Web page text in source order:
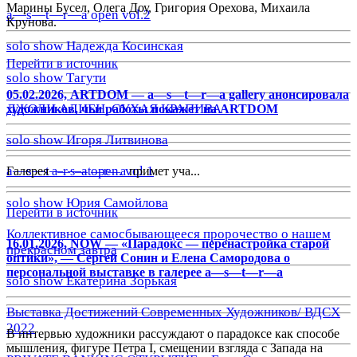
a—s—t—r—a open vol.2
solo show Надежда Косинская
solo show Тагути
ДЖОЛИ АЛИЕН. СУХАЯ КРАПИВА
solo show Игоря Литвинова
a—s—t—r—a open. vol 1
solo show Юрия Самойлова
Коллективное самосбывающееся пророчество о нашем
прекрасном завтра
solo show Екатерина Зорькая
Выставка Достижений Современных Художников/ ВДСХ
2022
Марины Бусел, Олега Доу, Григория Орехова, Михаила
Крунова.
Перейти в источник
05.02.2026, ARTDOM — a—s—t—r—a gallery анонсировала
художников, чьи работы покажет на ARTDOM
Галереяa—s—t—r—aпримет уча...
Перейти в источник
16.01.2026, NOW — «Парадокс — перенастройка старой
оптики», — Сергей Сонин и Елена Самородова о
персональной выставке в галерее a—s—t—r—a
В интервью художники рассуждают о парадоксе как способе
мышления, фигуре Петра I, смещении взгляда с Запада на